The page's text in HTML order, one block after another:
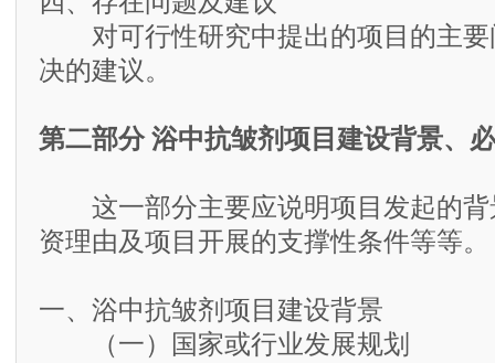
对可行性研究中提出的项目的主要
决的建议。
第二部分 浴中抗皱剂项目建设背景、
这一部分主要应说明项目发起的背
资理由及项目开展的支撑性条件等等。
一、浴中抗皱剂项目建设背景
（一）国家或行业发展规划